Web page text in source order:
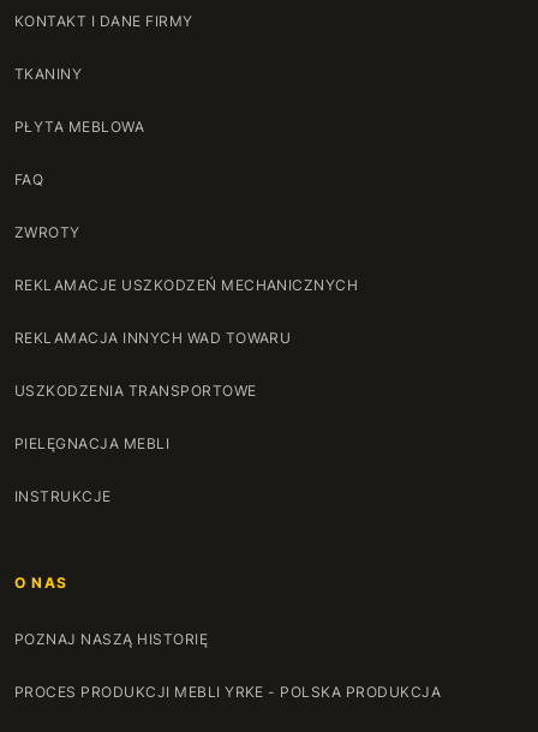
KONTAKT I DANE FIRMY
TKANINY
PŁYTA MEBLOWA
FAQ
ZWROTY
REKLAMACJE USZKODZEŃ MECHANICZNYCH
REKLAMACJA INNYCH WAD TOWARU
USZKODZENIA TRANSPORTOWE
PIELĘGNACJA MEBLI
INSTRUKCJE
O NAS
POZNAJ NASZĄ HISTORIĘ
PROCES PRODUKCJI MEBLI YRKE - POLSKA PRODUKCJA